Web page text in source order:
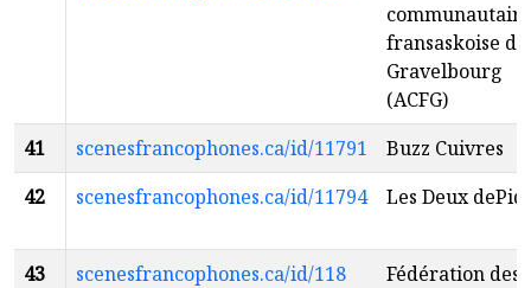
communautaire
fransaskoise de
Gravelbourg
(ACFG)
41
scenesfrancophones.ca/id/11791
Buzz Cuivres
42
scenesfrancophones.ca/id/11794 Les Deux
43 scenesfrancophones.ca/id/118
Fédération des